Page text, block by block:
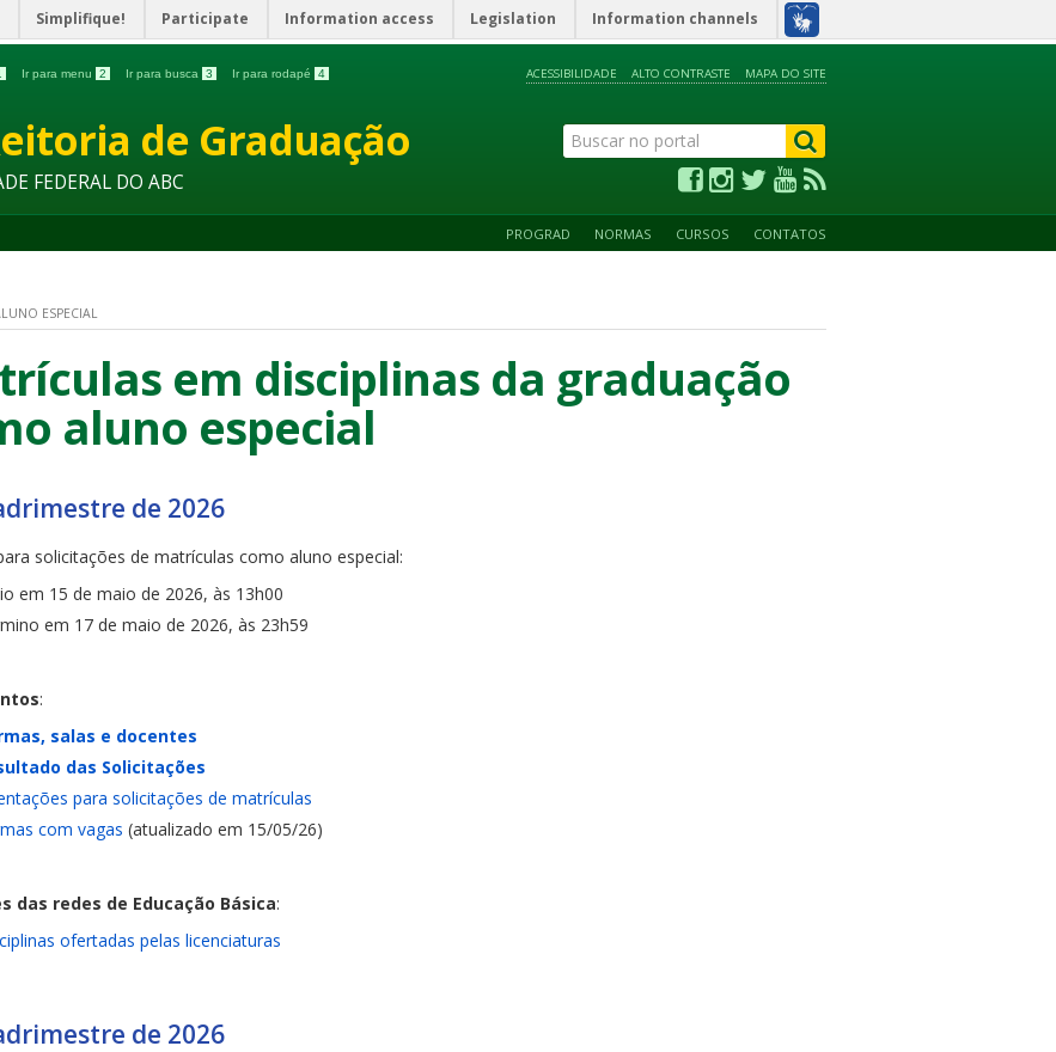
Simplifique! Participate Information access Legislation Information channels
Ir para menu 2 Ir para busca 3 Ir para rodapé 4 ACESSIBILIDADE ALTO CONTRASTE MAPA DO SITE
de Graduação
FEDERAL DO ABC
PROGRAD NORMAS CURSOS CONTATOS
ESPECIAL
em disciplinas da graduação
aluno especial
de 2026
solicitações de matrículas como aluno especial:
em 15 de maio de 2026, às 13h00
em 17 de maio de 2026, às 23h59
:
salas e docentes
das Solicitações
para solicitações de matrículas
com vagas (atualizado em 15/05/26)
das redes de Educação Básica:
ofertadas pelas licenciaturas
de 2026